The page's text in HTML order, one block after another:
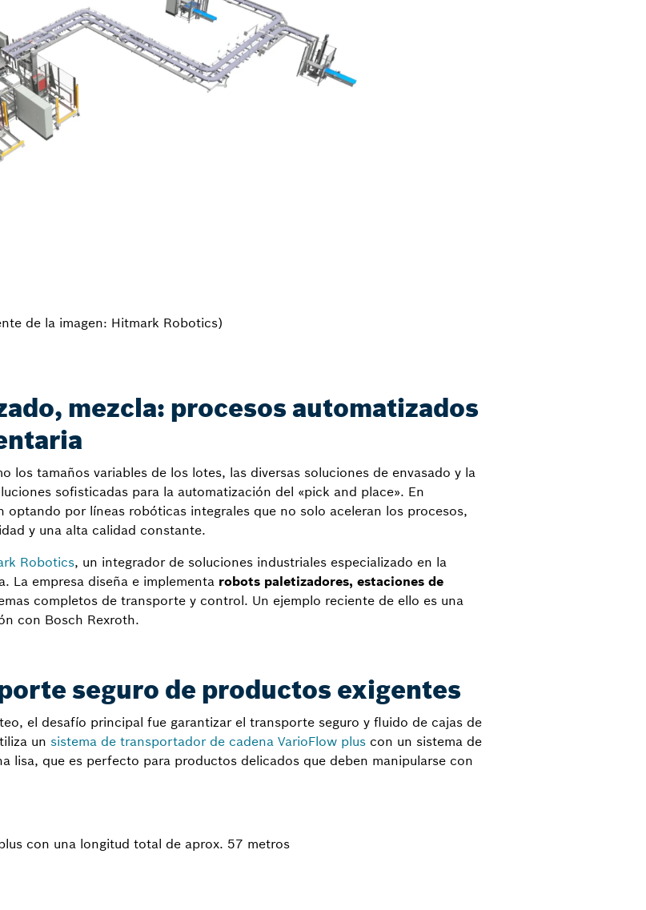
de la imagen: Hitmark Robotics)
mezcla: procesos automatizados
los tamaños variables de los lotes, las diversas soluciones de envasado y la
sofisticadas para la automatización del «pick and place». En
optando por líneas robóticas integrales que no solo aceleran los procesos,
y una alta calidad constante.
Robotics, un integrador de soluciones industriales especializado en la
La empresa diseña e implementa robots paletizadores, estaciones de
completos de transporte y control. Un ejemplo reciente de ello es una
con Bosch Rexroth.
seguro de productos exigentes
el desafío principal fue garantizar el transporte seguro y fluido de cajas de
un sistema de transportador de cadena VarioFlow pluscon un sistema de
lisa, que es perfecto para productos delicados que deben manipularse con
con una longitud total de aprox. 57 metros